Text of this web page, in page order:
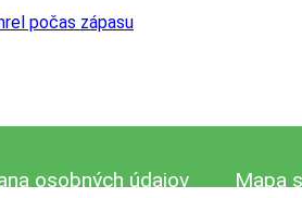
počas zápasu
osobných údajov Mapa